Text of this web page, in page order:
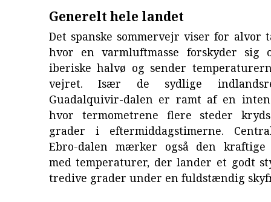
Generelt hele landet
Det spanske sommervejr viser for alvor
hvor en varmluftmasse forskyder sig
iberiske halvø og sender
vejret. Især de sydlige
Guadalquivir-dalen er ramt af en
hvor termometrene flere steder
grader i eftermiddagstimerne.
Ebro-dalen mærker også den kraftige
med temperaturer, der lander et godt
tredive grader under en fuldstændig